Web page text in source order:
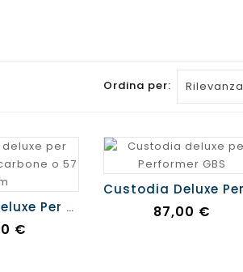
Ordina per: Rilevanza
Custodia Deluxe Per Barbecue A Carbone Ø57 Cm
€
Prezzo
87,00 €